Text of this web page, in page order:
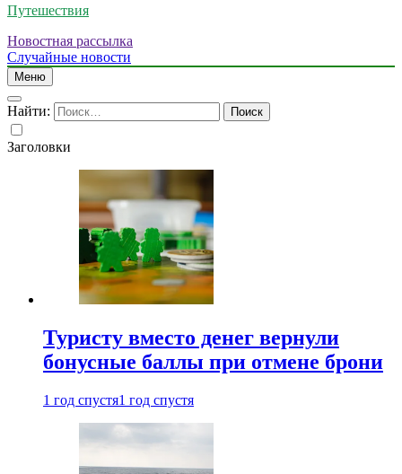
Путешествия
Новостная рассылка
Случайные новости
Меню
Найти:
Заголовки
Туристу вместо денег вернули
бонусные баллы при отмене брони
1 год спустя1 год спустя